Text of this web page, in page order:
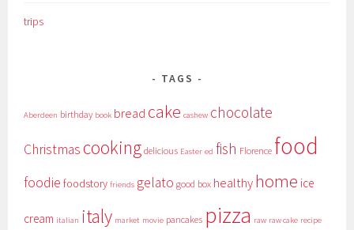
trips
TAGS
Aberdeen birthday book bread cake cashew chocolate
Christmas cooking delicious Easter ed fish Florence food
foodie foodstory friends gelato good box healthyhome ice
cream italian italy market movie pancakes pizza raw raw cake recipe